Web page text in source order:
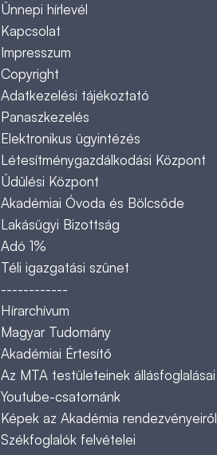
Ünnepi hírlevél
Kapcsolat
Impresszum
Copyright
Adatkezelési tájékoztató
Panaszkezelés
Elektronikus ügyintézés
Létesítménygazdálkodási Központ
Üdülési Központ
Akadémiai Óvoda és Bölcsőde
Lakásügyi Bizottság
Adó 1%
Téli igazgatási szünet
------------
Hírarchívum
Magyar Tudomány
Akadémiai Értesítő
Az MTA testületeinek állásfoglalásai
Youtube-csatornánk
Képek az Akadémia rendezvényeiről
Székfoglalók felvételei